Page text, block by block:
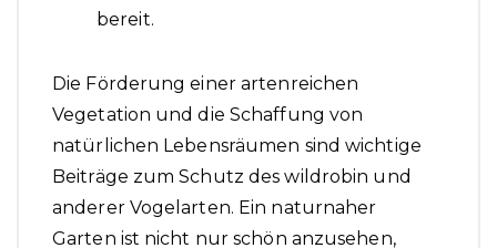
bereit.
Die Förderung einer artenreichen
Vegetation und die Schaffung von
natürlichen Lebensräumen sind wichtige
Beiträge zum Schutz des wildrobin und
anderer Vogelarten. Ein naturnaher
Garten ist nicht nur schön anzusehen,